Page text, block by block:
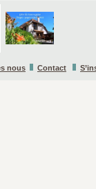
nous Contact